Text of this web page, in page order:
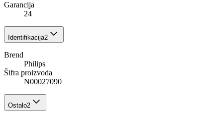
Garancija
24
Identifikacija2
Brend
Philips
Šifra proizvoda
N00027090
Ostalo2